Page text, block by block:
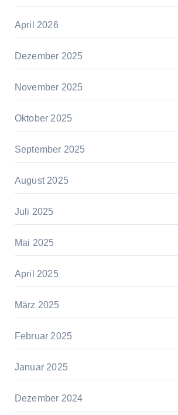
April 2026
Dezember 2025
November 2025
Oktober 2025
September 2025
August 2025
Juli 2025
Mai 2025
April 2025
März 2025
Februar 2025
Januar 2025
Dezember 2024